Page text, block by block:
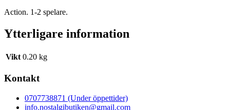
Action. 1-2 spelare.
Ytterligare information
Vikt 0.20 kg
Kontakt
0707738871 (Under öppettider)
info.nostalgibutiken@gmail.com